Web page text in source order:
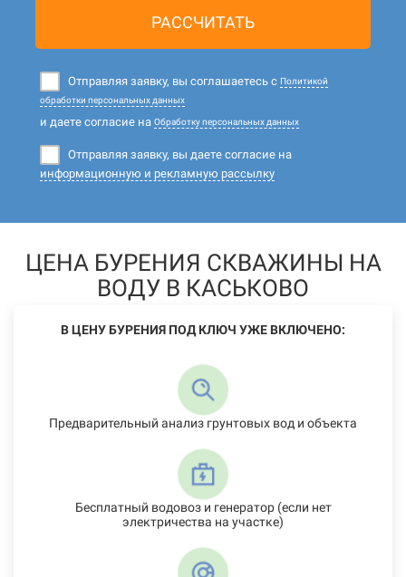
РАССЧИТАТЬ
Отправляя заявку, вы соглашаетесь с Политикой
обработки персональных данных
и даете согласие на Обработку персональных данных
Отправляя заявку, вы даете согласие на
информационную и рекламную рассылку
ЦЕНА БУРЕНИЯ СКВАЖИНЫ НА
ВОДУ В КАСЬКОВО
В ЦЕНУ БУРЕНИЯ ПОД КЛЮЧ УЖЕ ВКЛЮЧЕНО:
Предварительный анализ грунтовых вод и объекта
Бесплатный водовоз и генератор (если нет
электричества на участке)